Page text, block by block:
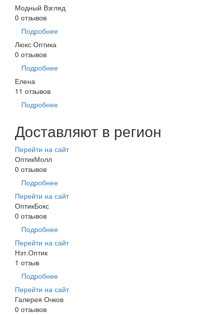
Модный Взгляд
0 отзывов
Подробнее
Люкс Оптика
0 отзывов
Подробнее
Елена
11 отзывов
Подробнее
Доставляют в регион
Перейти на сайт
ОптикМолл
0 отзывов
Подробнее
Перейти на сайт
ОптикБокс
0 отзывов
Подробнее
Перейти на сайт
Нэт.Оптик
1 отзыв
Подробнее
Перейти на сайт
Галерея Очков
0 отзывов